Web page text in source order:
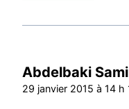
Abdelbaki
29 janvier 2015 à 14 h